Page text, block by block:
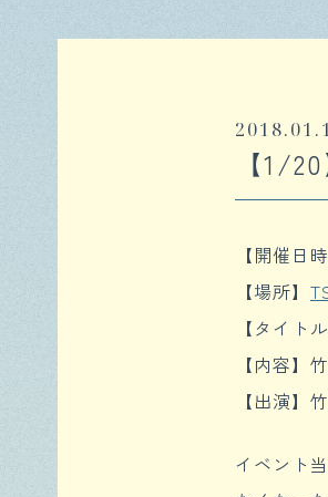
【1/
【開催日
【場所】
【タイト
【内容
【出演】
イベント